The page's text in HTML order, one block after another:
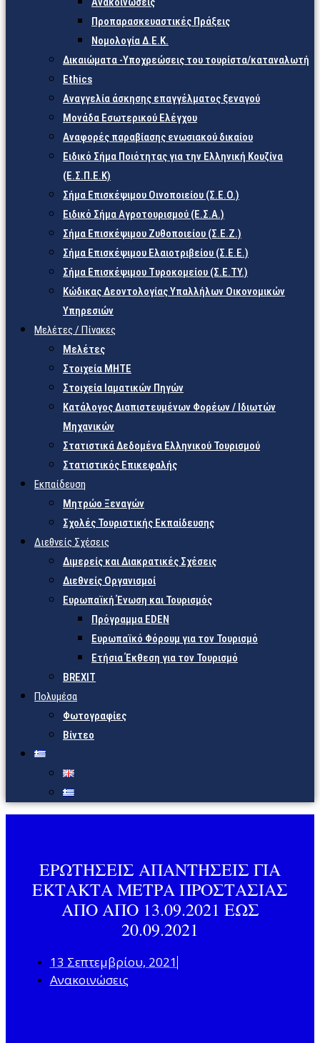
Προπαρασκευαστικές Πράξεις
Νομολογία Δ.Ε.Κ.
Δικαιώματα -Υποχρεώσεις του τουρίστα/καταναλωτή
Ethics
Αναγγελία άσκησης επαγγέλματος ξεναγού
Μονάδα Εσωτερικού Ελέγχου
Αναφορές παραβίασης ενωσιακού δικαίου
Ειδικό Σήμα Ποιότητας για την Ελληνική Κουζίνα
(Ε.Σ.Π.Ε.Κ)
Σήμα Επισκέψιμου Οινοποιείου (Σ.Ε.Ο.)
Ειδικό Σήμα Αγροτουρισμού (Ε.Σ.Α.)
Σήμα Επισκέψιμου Ζυθοποιείου (Σ.Ε.Ζ.)
Σήμα Επισκέψιμου Ελαιοτριβείου (Σ.Ε.Ε.)
Σήμα Επισκέψιμου Τυροκομείου (Σ.Ε.TY.)
Κώδικας Δεοντολογίας Υπαλλήλων Οικονομικών
Υπηρεσιών
Μελέτες / Πίνακες
Μελέτες
Στοιχεία ΜΗΤΕ
Στοιχεία Ιαματικών Πηγών
Κατάλογος Διαπιστευμένων Φορέων / Ιδιωτών
Μηχανικών
Στατιστικά Δεδομένα Ελληνικού Τουρισμού
Στατιστικός Επικεφαλής
Εκπαίδευση
Μητρώο Ξεναγών
Σχολές Τουριστικής Εκπαίδευσης
Διεθνείς Σχέσεις
Διμερείς και Διακρατικές Σχέσεις
Διεθνείς Οργανισμοί
Ευρωπαϊκή Ένωση και Τουρισμός
Πρόγραμμα EDEN
Ευρωπαϊκό Φόρουμ για τον Τουρισμό
Ετήσια Έκθεση για τον Τουρισμό
BREXIT
Πολυμέσα
Φωτογραφίες
Βίντεο
ΕΡΩΤΗΣΕΙΣ ΑΠΑΝΤΗΣΕΙΣ ΓΙΑ
ΕΚΤΑΚΤΑ ΜΕΤΡΑ ΠΡΟΣΤΑΣΙΑΣ
ΑΠΟ ΑΠΟ 13.09.2021 ΕΩΣ
20.09.2021
13 Σεπτεμβρίου, 2021
Ανακοινώσεις